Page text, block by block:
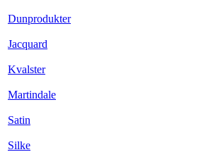
Dunprodukter
Jacquard
Kvalster
Martindale
Satin
Silke